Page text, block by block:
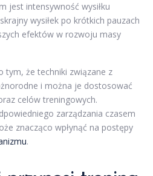
jest intensywność wysiłku
wysiłek po krótkich pauzach
efektów w rozwoju masy
tym, że techniki związane z
i można je dostosować
celów treningowych.
zarządzania czasem
znacząco wpłynąć na postępy
.